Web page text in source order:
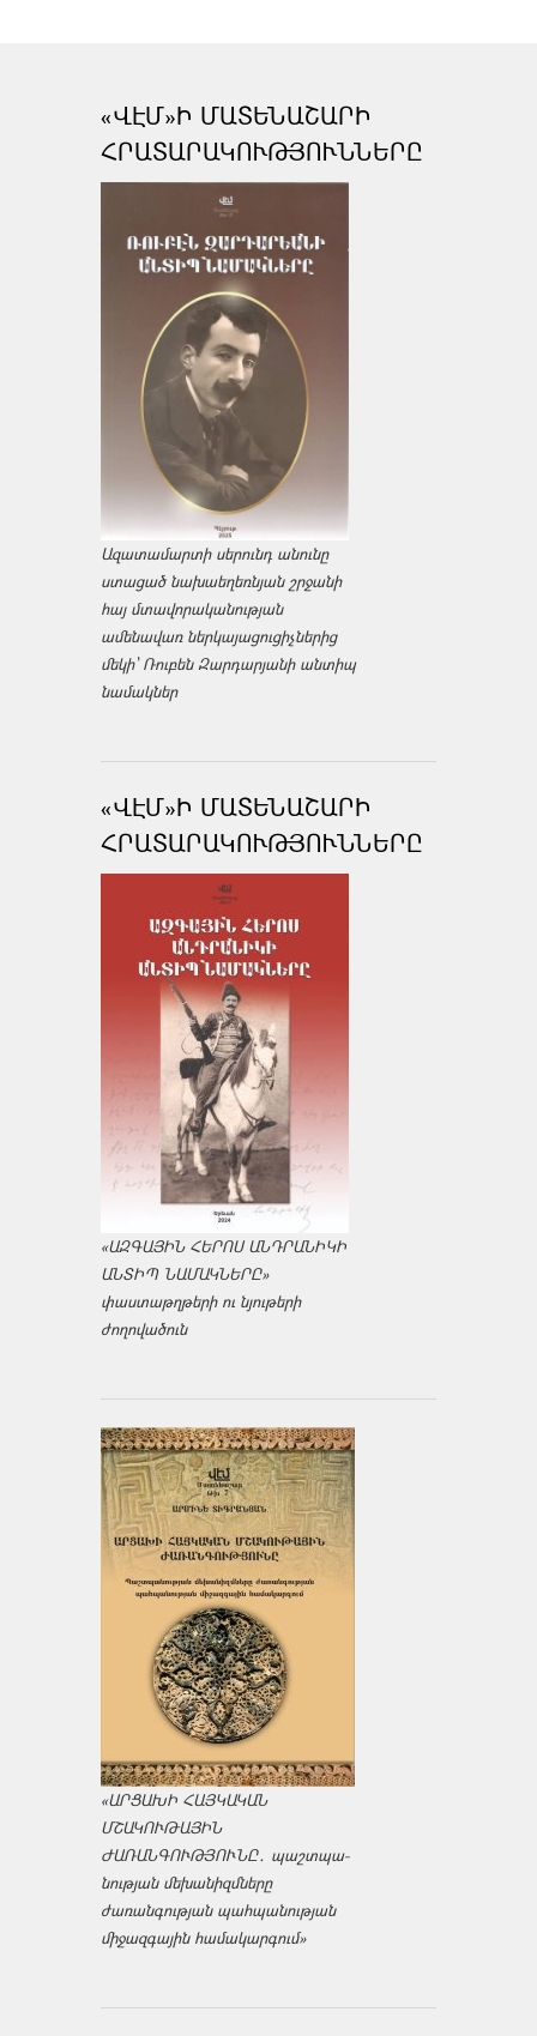
«ՎԷՄ»Ի ՄԱՏԵՆԱՇԱՐԻ
ՀՐԱՏԱՐԱԿՈՒԹՅՈՒՆՆԵՐԸ
Ազատամարտի սերունդ անունը
ստացած նախաեղեռնյան շրջանի
հայ մտավորականության
ամենավառ ներկայացուցիչներից
մեկի՝ Ռուբեն Զարդարյանի անտիպ
նամակներ
«ՎԷՄ»Ի ՄԱՏԵՆԱՇԱՐԻ
ՀՐԱՏԱՐԱԿՈՒԹՅՈՒՆՆԵՐԸ
«ԱԶԳԱՅԻՆ ՀԵՐՈՍ ԱՆԴՐԱՆԻԿԻ
ԱՆՏԻՊ ՆԱՄԱԿՆԵՐԸ»
փաստաթղթերի ու նյութերի
ժողովածուն
«ԱՐՑԱԽԻ ՀԱՅԿԱԿԱՆ
ՄՇԱԿՈՒԹԱՅԻՆ
ԺԱՌԱՆԳՈՒԹՅՈՒՆԸ․ պաշտպա­
նության մեխանիզմները
ժառանգության պահպանության
միջազ­գային համակարգում»